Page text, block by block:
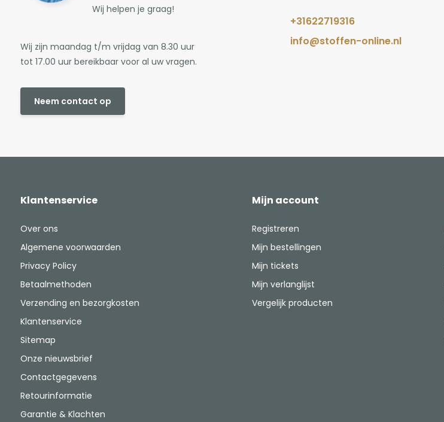
Wij helpen je graag!
Wij zijn maandag t/m vrijdag van 8.30 uur
tot 17.00 uur bereikbaar voor al uw vragen.
Neem contact op
+31622719316
info@stoffen-online.nl
Klantenservice
Over ons
Algemene voorwaarden
Privacy Policy
Betaalmethoden
Verzending en bezorgkosten
Klantenservice
Sitemap
Onze nieuwsbrief
Contactgegevens
Retourinformatie
Garantie & Klachten
Mijn account
Registreren
Mijn bestellingen
Mijn tickets
Mijn verlanglijst
Vergelijk producten